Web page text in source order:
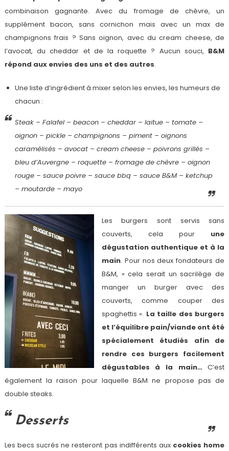
combinaison gagnante. Avec du fromage de chèvre, un
supplément bacon, sans cornichon mais avec un max de
champignons frais ? Sans oignon, avec du cream cheese, de
l’avocat, du cheddar et de la roquette ? Aucun souci, B&M
répond aux envies des uns et des autres.
Une liste d’ingrédient à mixer selon les envies, les humeurs de
chacun :
Steak – Falafel – beacon – cheddar – laitue – tomate –
oignon – pickle – champignons – piment – oignons
caramélisés – avocat – cream cheese – poivrons grillés –
bleu d’Auvergne – roquette – fromage de chèvre – oignon
rouge – sauce poivre – sauce bbq – sauce B&M – ketchup
– moutarde – mayo
Les burgers sont servis sans
couverts, cela pour une
dégustation authentique et à la
main. Pour nos deux fondateurs de
B&M, « cela serait un sacrilège de
manger un burger avec des
couverts, comme couper des
spaghettis ». La taille des burgers
et l’équilibre pain/viande ont été
spécialement étudiés afin de
rendre ces burgers facilement
dégustables à la main…C’est
également la raison pour laquelle B&M ne propose pas de
double steaks.
Desserts
Les becs sucrés ne resteront pas indifférents aux cookies home